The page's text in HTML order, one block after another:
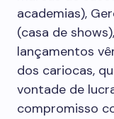
academias),
(casa de
lançamentos
dos cariocas,
vontade de
compromisso